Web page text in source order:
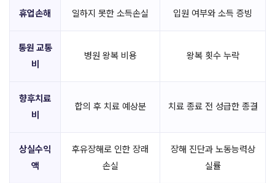
휴업손해 일하지 못한 소득손실 입원 여부와 소득 증빙
통원 교통
비
병원 왕복 비용 왕복 횟수 누락
향후치료
비
합의 후 치료 예상분 치료 종료 전 성급한 종결
상실수익
액
후유장해로 인한 장래
손실
장해 진단과 노동능력상
실률